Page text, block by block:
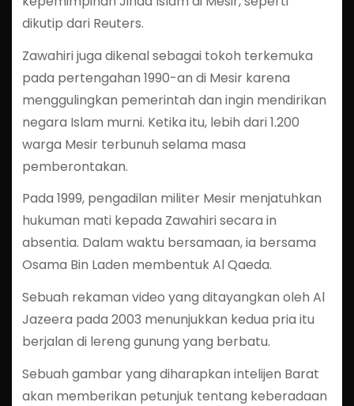
dikutip dari Reuters.
Zawahiri juga dikenal sebagai tokoh terkemuka
pada pertengahan 1990-an di Mesir karena
menggulingkan pemerintah dan ingin mendirikan
negara Islam murni. Ketika itu, lebih dari 1.200
warga Mesir terbunuh selama masa
pemberontakan.
Pada 1999, pengadilan militer Mesir menjatuhkan
hukuman mati kepada Zawahiri secara in
absentia. Dalam waktu bersamaan, ia bersama
Osama Bin Laden membentuk Al Qaeda.
Sebuah rekaman video yang ditayangkan oleh Al
Jazeera pada 2003 menunjukkan kedua pria itu
berjalan di lereng gunung yang berbatu.
Sebuah gambar yang diharapkan intelijen Barat
akan memberikan petunjuk tentang keberadaan